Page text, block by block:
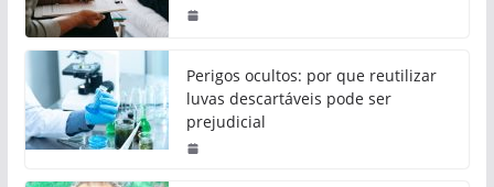
Perigos ocultos: por que reutilizar
luvas descartáveis pode ser
prejudicial